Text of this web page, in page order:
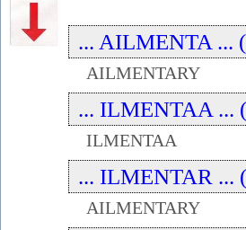
... AILMENTA ...
AILMENTARY
... ILMENTAA ...
ILMENTAA
... ILMENTAR ...
AILMENTARY